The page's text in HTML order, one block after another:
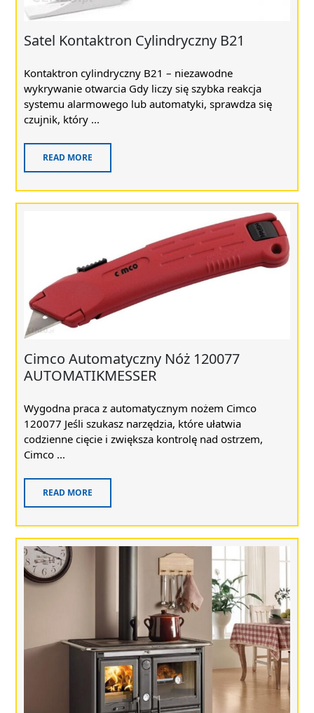
Satel Kontaktron Cylindryczny B21
Kontaktron cylindryczny B21 – niezawodne
wykrywanie otwarcia Gdy liczy się szybka reakcja
systemu alarmowego lub automatyki, sprawdza się
czujnik, który ...
READ MORE
Cimco Automatyczny Nóż 120077
AUTOMATIKMESSER
Wygodna praca z automatycznym nożem Cimco
120077 Jeśli szukasz narzędzia, które ułatwia
codzienne cięcie i zwiększa kontrolę nad ostrzem,
Cimco ...
READ MORE